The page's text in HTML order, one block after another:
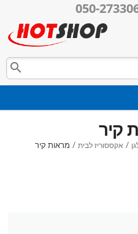
050-

קיר
/ אקססוריז לבית / מראות קיר